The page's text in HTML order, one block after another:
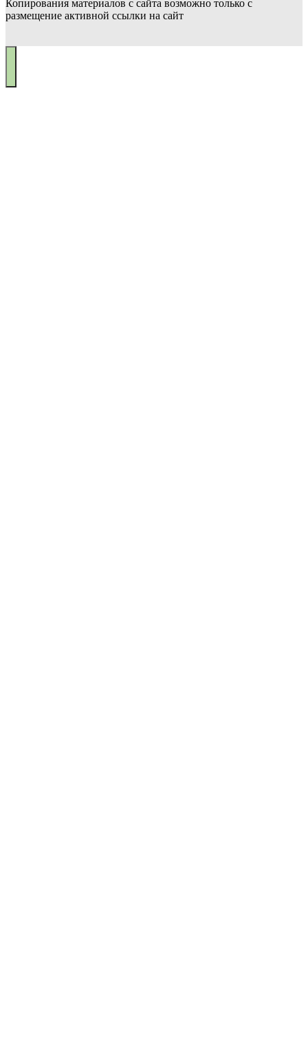
Копирования материалов с сайта возможно только с
размещение активной ссылки на сайт